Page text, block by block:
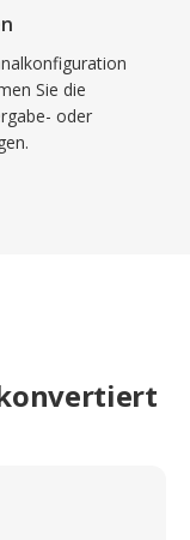
Sie die
oder
konvertiert